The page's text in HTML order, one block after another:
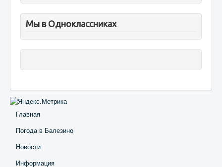
Мы в Одноклассниках
Главная
Погода в Балезино
Новости
Информация